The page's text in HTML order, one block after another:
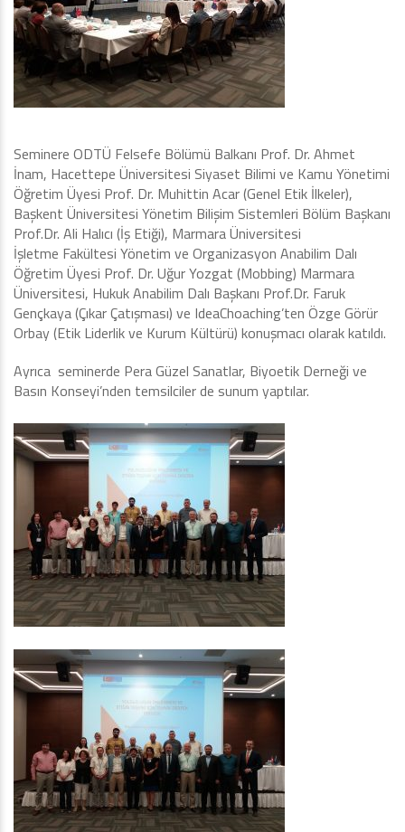
Seminere ODTÜ Felsefe Bölümü Balkanı Prof. Dr. Ahmet
İnam, Hacettepe Üniversitesi Siyaset Bilimi ve Kamu Yönetimi
Öğretim Üyesi Prof. Dr. Muhittin Acar (Genel Etik İlkeler),
Başkent Üniversitesi Yönetim Bilişim Sistemleri Bölüm Başkanı
Prof.Dr. Ali Halıcı (İş Etiği), Marmara Üniversitesi
İşletme Fakültesi Yönetim ve Organizasyon Anabilim Dalı
Öğretim Üyesi Prof. Dr. Uğur Yozgat (Mobbing) Marmara
Üniversitesi, Hukuk Anabilim Dalı Başkanı Prof.Dr. Faruk
Gençkaya (Çıkar Çatışması) ve IdeaChoaching’ten Özge Görür
Orbay (Etik Liderlik ve Kurum Kültürü) konuşmacı olarak katıldı.
Ayrıca seminerde Pera Güzel Sanatlar, Biyoetik Derneği ve
Basın Konseyi’nden temsilciler de sunum yaptılar.